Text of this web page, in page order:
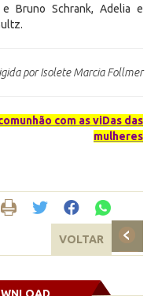
Bruno Schrank, Adelia e
por Isolete Marcia Follmer
com as viDas das
mulheres
VOLTAR